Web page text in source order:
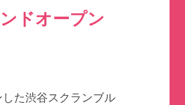
ドオープン
した渋谷スクランブル